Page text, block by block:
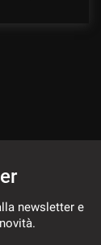
newsletter e